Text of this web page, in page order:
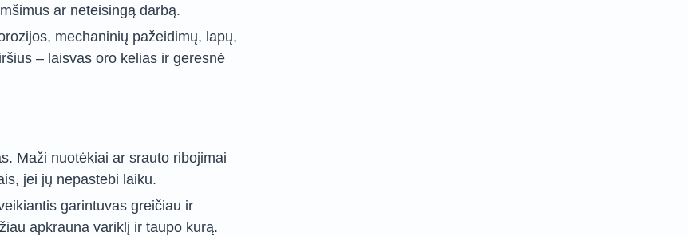
ar neteisingą darbą.
mechaninių pažeidimų, lapų,
– laisvas oro kelias ir geresnė
Maži nuotėkiai ar srauto ribojimai
jei jų nepastebi laiku.
garintuvas greičiau ir
apkrauna variklį ir taupo kurą.